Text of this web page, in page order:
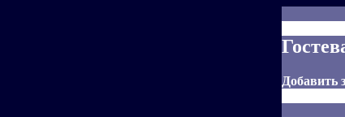
Добавить